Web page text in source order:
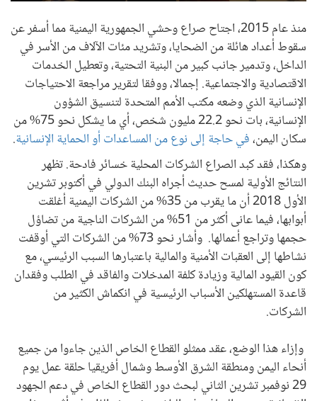
منذ عام 2015، اجتاح صراع وحشي الجمهورية اليمنية مما أسفر عن
سقوط أعداد هائلة من الضحايا، وتشريد مئات الآلاف من الأسر في
الداخل، وتدمير جانب كبير من البنية التحتية، وتعطيل الخدمات
الاقتصادية والاجتماعية. إجمالا، ووفقا لتقرير مراجعة الاحتياجات
الإنسانية الذي وضعه مكتب الأمم المتحدة لتنسيق الشؤون
الإنسانية، بات نحو 22.2 مليون شخص، أي ما يشكل نحو 75% من
سكان اليمن،في حاجة إلى نوع من المساعدات أو الحماية الإنسانية.
وهكذا، فقد كبد الصراع الشركات المحلية خسائر فادحة. تظهر
النتائج الأولية لمسح حديث أجراه البنك الدولي في أكتوبر تشرين
الأول 2018 أن ما يقرب من 35% من الشركات اليمنية أغلقت
أبوابها، فيما عانى أكثر من 51% من الشركات الناجية من تضاؤل
حجمها وتراجع أعمالها. وأشار نحو 73% من الشركات التي أوقفت
نشاطها إلى العقبات الأمنية والمالية باعتبارها السبب الرئيسي، مع
كون القيود المالية وزيادة كلفة المدخلات والفاقد في الطلب وفقدان
قاعدة المستهلكين الأسباب الرئيسية في انكماش الكثير من
الشركات.
وإزاء هذا الوضع، عقد ممثلو القطاع الخاص الذين جاءوا من جميع
أنحاء اليمن ومنطقة الشرق الأوسط وشمال أفريقيا حلقة عمل يوم
29 نوفمبر تشرين الثاني لبحث دور القطاع الخاص في دعم الجهود